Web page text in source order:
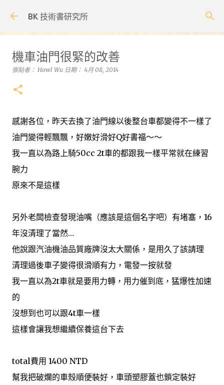
BK 技術書研究所
機車油門很緊的改善
張貼者： Howl Wu 日期： 4月 08, 2014
感謝各位，昨天去換了油門線以後整台車都變得不一樣了
油門變得輕飄飄，好嫩好滑好Q好書福～～
我一直以為路上騎50cc 2t車的都跟我一樣平常就在練習
腕力
原來不是這樣
另外老闆檢查發現油嘴（應該是這個名字吧）有堵塞，16
年沒清理了當然…
他說跟汽油機油品質廠牌沒太大關係，是用久了該請理
清理過後車子變得很滑順有力，電發一按就發
我一直以為2t車就是要用力轉，用力催到底，猛爆性加速
的
沒想到也可以跟4t車一樣
這樣會讓我想繼續保養這台下去
total費用 1400 NTD
幫我把破爛的車殼順便裝好，車頭塑膠蓋也鎖定裝好